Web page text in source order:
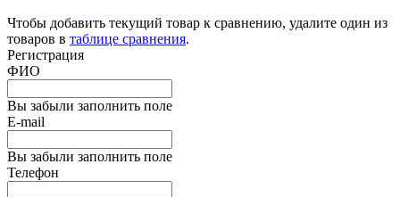
Чтобы добавить текущий товар к сравнению, удалите один из
товаров в таблице сравнения.
Регистрация
ФИО
Вы забыли заполнить поле
E-mail
Вы забыли заполнить поле
Телефон